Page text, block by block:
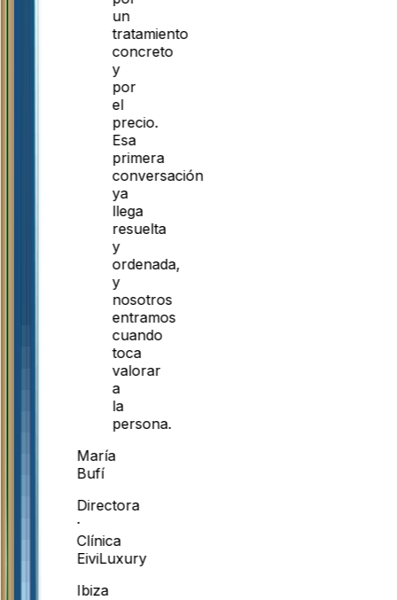
un
tratamiento
concreto
y
por
el
precio.
Esa
primera
conversación
ya
llega
resuelta
y
ordenada,
y
nosotros
entramos
cuando
toca
valorar
a
la
persona.
María
Bufí
Directora
·
Clínica
EiviLuxury
Ibiza